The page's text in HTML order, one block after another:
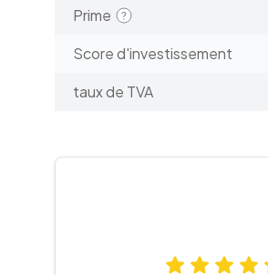
Prime
Score d'investissement
taux de TVA